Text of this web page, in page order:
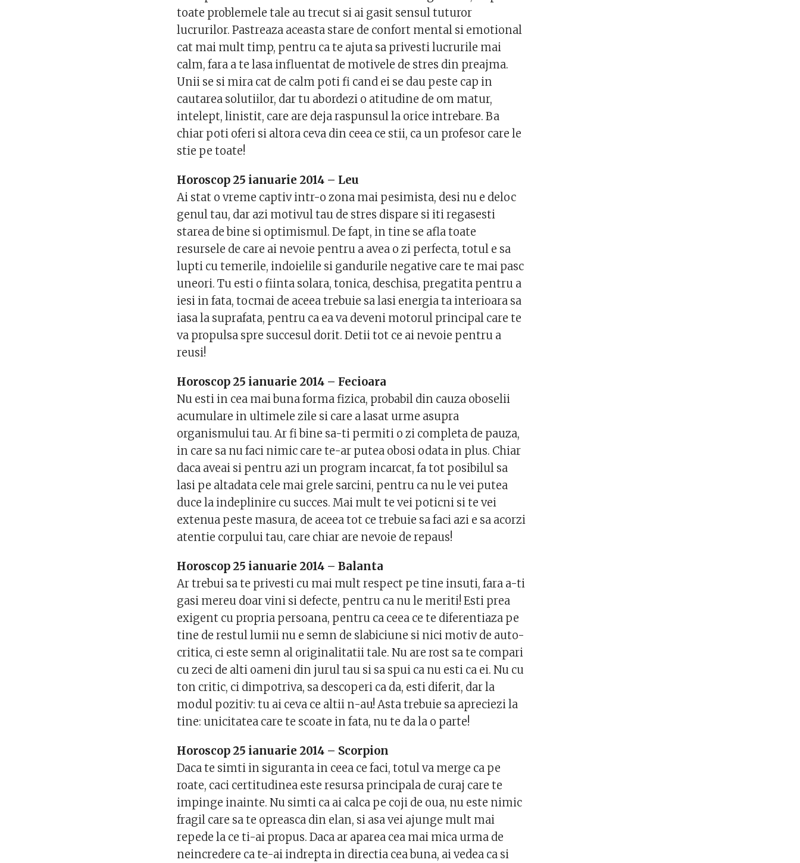
toate problemele tale au trecut si ai gasit sensul tuturor
lucrurilor. Pastreaza aceasta stare de confort mental si emotional
cat mai mult timp, pentru ca te ajuta sa privesti lucrurile mai
calm, fara a te lasa influentat de motivele de stres din preajma.
Unii se si mira cat de calm poti fi cand ei se dau peste cap in
cautarea solutiilor, dar tu abordezi o atitudine de om matur,
intelept, linistit, care are deja raspunsul la orice intrebare. Ba
chiar poti oferi si altora ceva din ceea ce stii, ca un profesor care le
stie pe toate!
Horoscop 25 ianuarie 2014 – Leu
Ai stat o vreme captiv intr-o zona mai pesimista, desi nu e deloc
genul tau, dar azi motivul tau de stres dispare si iti regasesti
starea de bine si optimismul. De fapt, in tine se afla toate
resursele de care ai nevoie pentru a avea o zi perfecta, totul e sa
lupti cu temerile, indoielile si gandurile negative care te mai pasc
uneori. Tu esti o fiinta solara, tonica, deschisa, pregatita pentru a
iesi in fata, tocmai de aceea trebuie sa lasi energia ta interioara sa
iasa la suprafata, pentru ca ea va deveni motorul principal care te
va propulsa spre succesul dorit. Detii tot ce ai nevoie pentru a
reusi!
Horoscop 25 ianuarie 2014 – Fecioara
Nu esti in cea mai buna forma fizica, probabil din cauza oboselii
acumulare in ultimele zile si care a lasat urme asupra
organismului tau. Ar fi bine sa-ti permiti o zi completa de pauza,
in care sa nu faci nimic care te-ar putea obosi odata in plus. Chiar
daca aveai si pentru azi un program incarcat, fa tot posibilul sa
lasi pe altadata cele mai grele sarcini, pentru ca nu le vei putea
duce la indeplinire cu succes. Mai mult te vei poticni si te vei
extenua peste masura, de aceea tot ce trebuie sa faci azi e sa acorzi
atentie corpului tau, care chiar are nevoie de repaus!
Horoscop 25 ianuarie 2014 – Balanta
Ar trebui sa te privesti cu mai mult respect pe tine insuti, fara a-ti
gasi mereu doar vini si defecte, pentru ca nu le meriti! Esti prea
exigent cu propria persoana, pentru ca ceea ce te diferentiaza pe
tine de restul lumii nu e semn de slabiciune si nici motiv de auto-
critica, ci este semn al originalitatii tale. Nu are rost sa te compari
cu zeci de alti oameni din jurul tau si sa spui ca nu esti ca ei. Nu cu
ton critic, ci dimpotriva, sa descoperi ca da, esti diferit, dar la
modul pozitiv: tu ai ceva ce altii n-au! Asta trebuie sa apreciezi la
tine: unicitatea care te scoate in fata, nu te da la o parte!
Horoscop 25 ianuarie 2014 – Scorpion
Daca te simti in siguranta in ceea ce faci, totul va merge ca pe
roate, caci certitudinea este resursa principala de curaj care te
impinge inainte. Nu simti ca ai calca pe coji de oua, nu este nimic
fragil care sa te opreasca din elan, si asa vei ajunge mult mai
repede la ce ti-ai propus. Daca ar aparea cea mai mica urma de
neincredere ca te-ai indrepta in directia cea buna, ai vedea ca si